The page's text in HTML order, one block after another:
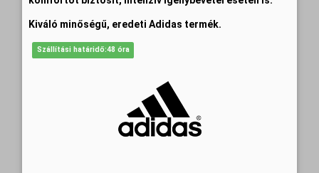
Kiváló minőségű, eredeti Adidas termék.
Szállítási határidő:48 óra